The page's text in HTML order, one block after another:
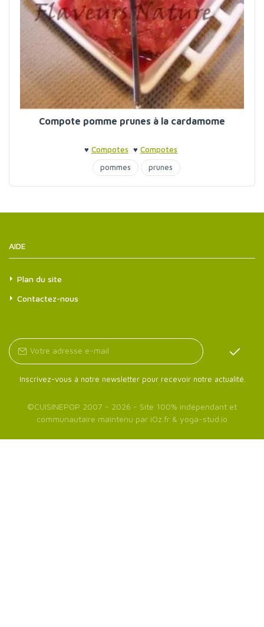
Compote pomme prunes à la cardamome
♥ Compotes ♥ Compotes
pommes
prunes
AIDE
Plan du site
Contactez-nous
Inscrivez-vous à notre newsletter pour recevoir notre actualité.
©CUISINEPOP 2007 - 2026 - Site 100% indépendant et
communautaire maintenu par iOz.fr & yoga-stud.io